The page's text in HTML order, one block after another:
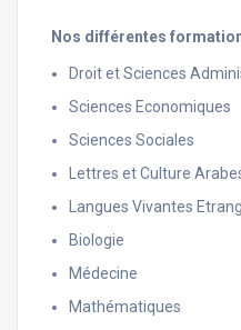
Nos différentes
Droit et Sciences
Sciences Economiques
Sciences Sociales
Lettres et Culture
Langues Vivantes
Biologie
Médecine
Mathématiques